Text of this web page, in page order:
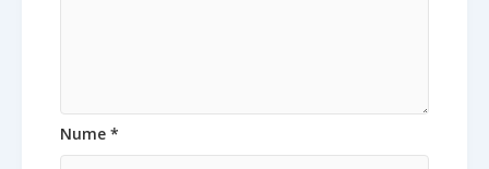
Nume *